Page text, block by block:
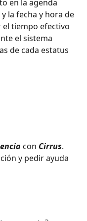
en la agenda
la fecha y hora de
tiempo efectivo
el sistema
de cada estatus
con Cirrus.
y pedir ayuda